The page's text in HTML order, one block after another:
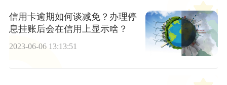
信用卡逾期如何谈减免？办理停
息挂账后会在信用上显示啥？
2023-06-06 13:13:51